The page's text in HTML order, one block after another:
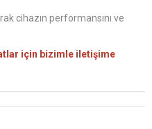
cihazın performansını ve
için bizimle iletişime